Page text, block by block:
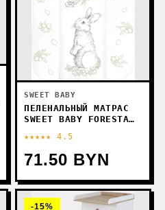
SWEET BABY
ПЕЛЕНАЛЬНЫЙ МАТРАС
SWEET BABY FORESTA
58X71 (ЗАЯЦ СЕРЫЙ/
ОЛИВКОВЫЙ)
★★★★★ 4.5
71.50 BYN
-15%